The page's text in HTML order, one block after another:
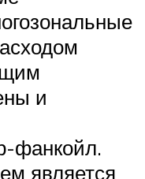
и
фанкойл.
является